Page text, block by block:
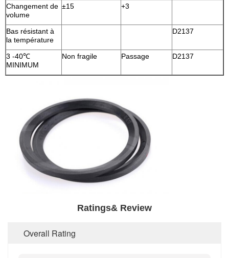
Changement de
volume
±15 +3
Bas résistant à
la température
D2137
3 -40℃
MINIMUM
Non fragile Passage D2137
Ratings& Review
Overall Rating